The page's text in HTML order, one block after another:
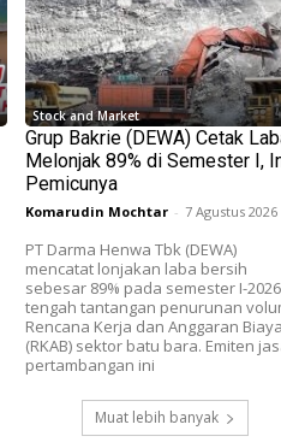
Stock and Market
Grup Bakrie (DEWA) Cetak
Melonjak 89% di Semester I,
Pemicunya
Komarudin Mochtar - 7 Agustus 2026
PT Darma Henwa Tbk (DEWA)
mencatat lonjakan laba bersih
sebesar 89% pada semester I-
tengah tantangan penurunan
Rencana Kerja dan Anggaran Biaya
(RKAB) sektor batu bara. Emiten
pertambangan ini
Muat lebih banyak